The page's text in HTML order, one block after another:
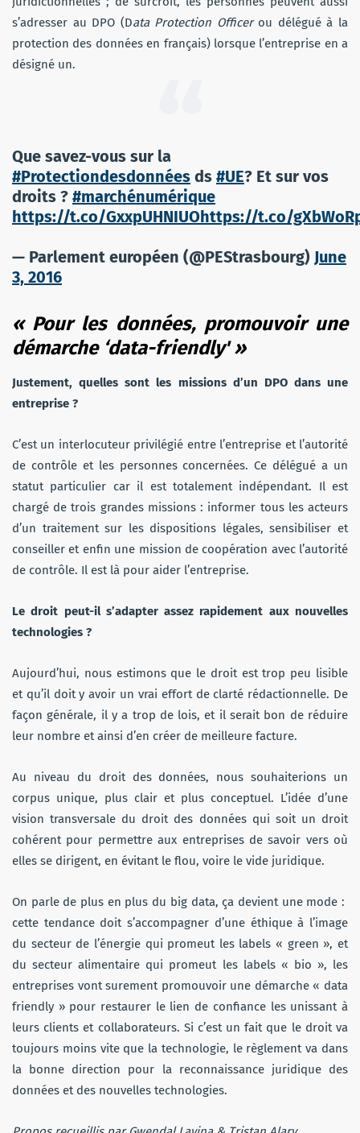
s’adresser au DPO (Data Protection Officer ou délégué à la
protection des données en français) lorsque l’entreprise en a
désigné un.
Que savez-vous sur la
#Protectiondesdonnées ds #UE? Et sur vos
droits ? #marchénumérique
https://t.co/GxxpUHNIUOhttps://t.co/
— Parlement européen (@PEStrasbourg) June
3, 2016
« Pour les données, promouvoir une
démarche ‘data-friendly' »
Justement, quelles sont les missions d’un DPO dans une
entreprise ?
C’est un interlocuteur privilégié entre l’entreprise et l’autorité
de contrôle et les personnes concernées. Ce délégué a un
statut particulier car il est totalement indépendant. Il est
chargé de trois grandes missions : informer tous les acteurs
d’un traitement sur les dispositions légales, sensibiliser et
conseiller et enfin une mission de coopération avec l’autorité
de contrôle. Il est là pour aider l’entreprise.
Le droit peut-il s’adapter assez rapidement aux nouvelles
technologies ?
Aujourd’hui, nous estimons que le droit est trop peu lisible
et qu’il doit y avoir un vrai effort de clarté rédactionnelle. De
façon générale, il y a trop de lois, et il serait bon de réduire
leur nombre et ainsi d’en créer de meilleure facture.
Au niveau du droit des données, nous souhaiterions un
corpus unique, plus clair et plus conceptuel. L’idée d’une
vision transversale du droit des données qui soit un droit
cohérent pour permettre aux entreprises de savoir vers où
elles se dirigent, en évitant le flou, voire le vide juridique.
On parle de plus en plus du big data, ça devient une mode :
cette tendance doit s’accompagner d’une éthique à l’image
du secteur de l’énergie qui promeut les labels « green », et
du secteur alimentaire qui promeut les labels « bio », les
entreprises vont surement promouvoir une démarche « data
friendly » pour restaurer le lien de confiance les unissant à
leurs clients et collaborateurs. Si c’est un fait que le droit va
toujours moins vite que la technologie, le règlement va dans
la bonne direction pour la reconnaissance juridique des
données et des nouvelles technologies.